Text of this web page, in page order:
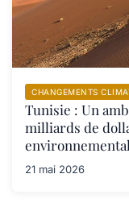
CHANGEMENTS
Tunisie : Un
milliards de
21 mai 2026